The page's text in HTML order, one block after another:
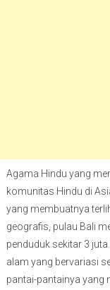
Agama Hindu yang
komunitas Hindu di
yang membuatnya
geografis, pulau Bali
penduduk sekitar 3
alam yang bervariasi
pantai-pantainya yang